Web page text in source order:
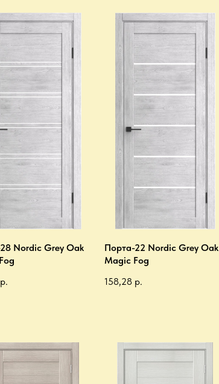
Nordic Grey Oak
р.
Порта-22 Nordic Grey Oak
Magic Fog
158,28 р.